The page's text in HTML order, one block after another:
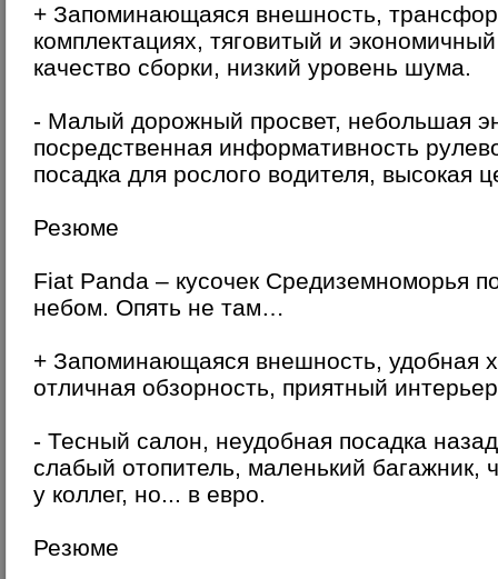
+ Запоминающаяся внешность,
комплектациях, тяговитый и
качество сборки, низкий уровень шума.
- Малый дорожный просвет, небольшая
посредственная информативность
посадка для рослого водителя, высокая
Резюме
Fiat Panda – кусочек Средиземноморья
небом. Опять не там…
+ Запоминающаяся внешность, удобная
отличная обзорность, приятный
- Тесный салон, неудобная посадка
слабый отопитель, маленький багажник,
у коллег, но... в евро.
Резюме